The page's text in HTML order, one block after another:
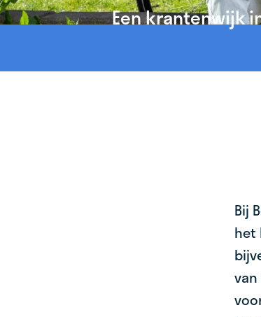
Een krantenwijk
Bij
het